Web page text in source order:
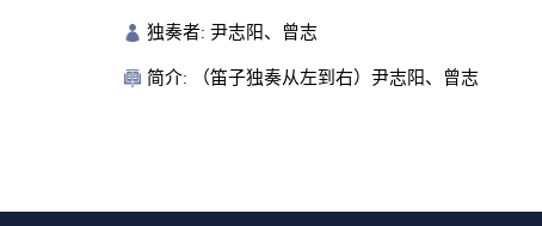
独奏者: 尹志阳、曾志
简介: （笛子独奏从左到右）尹志阳、曾志